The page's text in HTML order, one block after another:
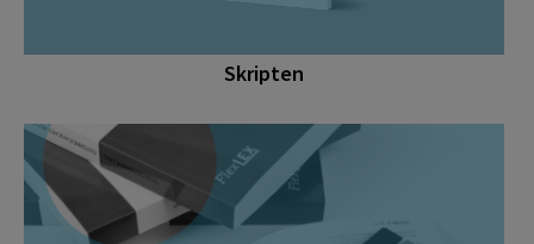
Skripten